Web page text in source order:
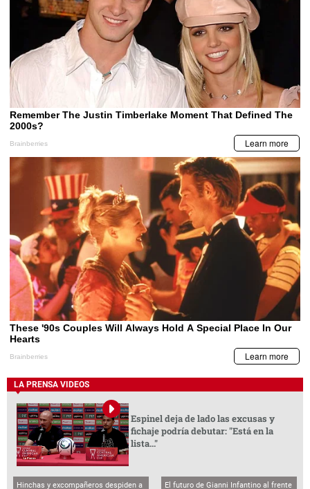
LA PRENSA VIDEOS
Espinel deja de lado las excusas y
fichaje podría debutar: "Está en la
lista..."
Hinchas y excompañeros despiden a
El futuro de Gianni Infantino al frente